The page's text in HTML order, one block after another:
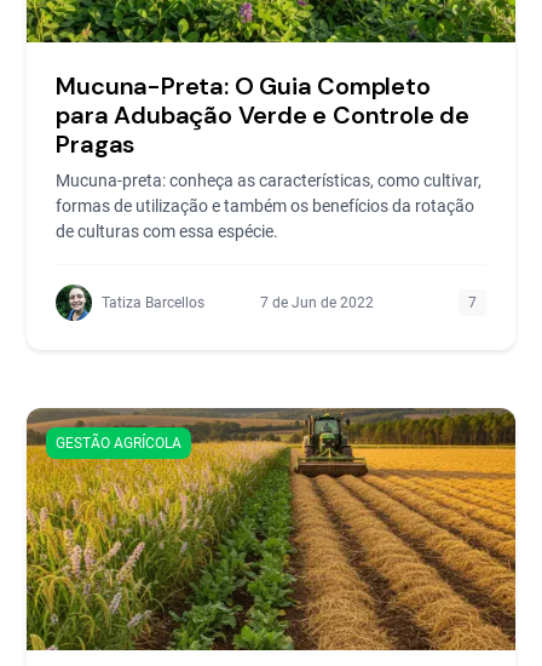
Mucuna-Preta: O Guia Completo
para Adubação Verde e Controle de
Pragas
Mucuna-preta: conheça as características, como cultivar,
formas de utilização e também os benefícios da rotação
de culturas com essa espécie.
Tatiza Barcellos 7 de Jun de 2022 7
GESTÃO AGRÍCOLA